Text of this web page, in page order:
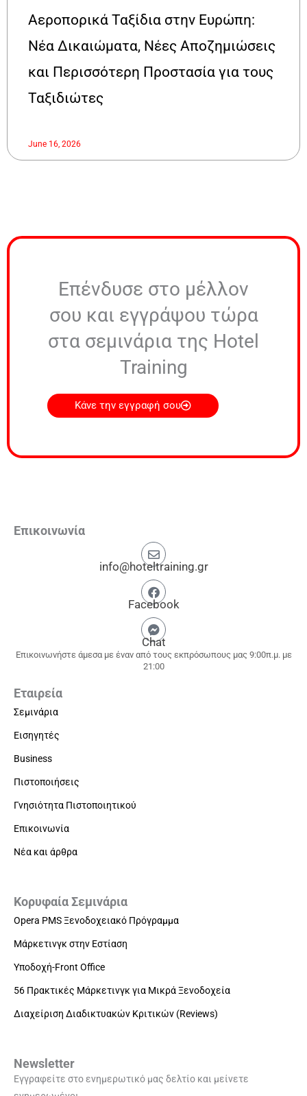
Αεροπορικά Ταξίδια στην Ευρώπη:
Νέα Δικαιώματα, Νέες Αποζημιώσεις
και Περισσότερη Προστασία για τους
Ταξιδιώτες
June 16, 2026
Επένδυσε στο μέλλον
σου και εγγράψου τώρα
στα σεμινάρια της Hotel
Training
Κάνε την εγγραφή σου
Επικοινωνία
info@hoteltraining.gr
Facebook
Chat
Επικοινωνήστε άμεσα με έναν από τους εκπρόσωπους μας 9:00π.μ. με
21:00
Εταιρεία
Σεμινάρια
Εισηγητές
Business
Πιστοποιήσεις
Γνησιότητα Πιστοποιητικού
Επικοινωνία
Νέα και άρθρα
Κορυφαία Σεμινάρια
Opera PMS Ξενοδοχειακό Πρόγραμμα
Μάρκετινγκ στην Εστίαση
Υποδοχή-Front Office
56 Πρακτικές Μάρκετινγκ για Μικρά Ξενοδοχεία
Διαχείριση Διαδικτυακών Κριτικών (Reviews)
Newsletter
Εγγραφείτε στο ενημερωτικό μας δελτίο και μείνετε